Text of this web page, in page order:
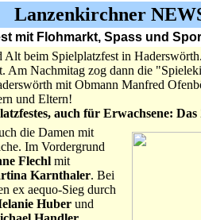
Lanzenkirchner
mit Flohmarkt, Spass und
beim Spielplatzfest in
Am Nachmitag zog dann die
mit Obmann Manfred
und Eltern!
auch für Erwachsene:
die Damen mit
Im Vordergrund
Flechl mit
Karnthaler. Bei
ex aequo-Sieg durch
Huber und